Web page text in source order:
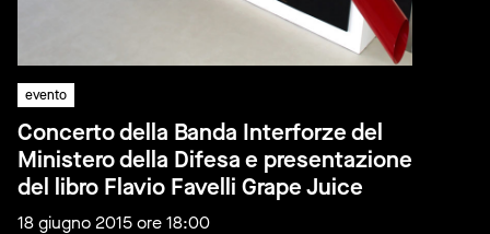
evento
Concerto della Banda Interforze del
Ministero della Difesa e presentazione
del libro Flavio Favelli Grape Juice
18 giugno 2015 ore 18:00